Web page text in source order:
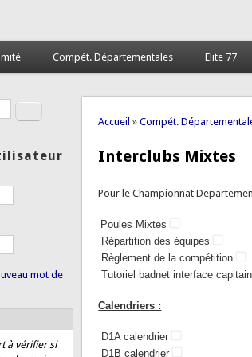
Compét. Départementales Elite 77
Vous êtes ici
Accueil »Compét.
Interclubs Mixtes
Pour le Championnat
Poules Mixtes
Répartition des équipes
Règlement de la compétition
Tutoriel badnet interface
Calendriers :
D1A calendrier
D1B calendrier
de recherche
Rechercher
mot de
à vérifier si